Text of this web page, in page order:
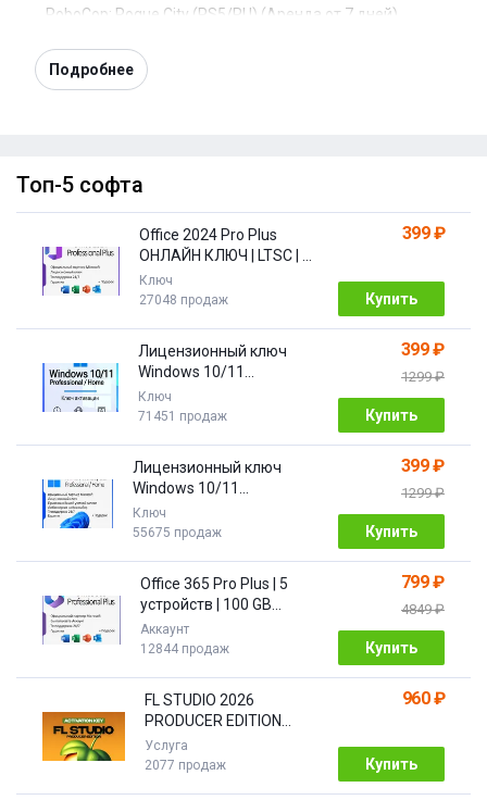
RoboCop: Rogue City (PS5/RU) (Аренда от 7 дней)
Подробнее
Топ-5 софта
Office 2024 Pro Plus
ОНЛАЙН КЛЮЧ | LTSC | +
ПОДАРОК
Ключ
27048 продаж
399 ₽
Купить
Лицензионный ключ
Windows 10/11
Pro/Home 32/64 bit
Ключ
71451 продаж
399 ₽
1299 ₽
Купить
Лицензионный ключ
Windows 10/11
PRO/HOME | с привязкой
Ключ
55675 продаж
399 ₽
1299 ₽
Купить
Office 365 Pro Plus | 5
устройств | 100 GB
Облако| 1 год
Аккаунт
12844 продаж
799 ₽
4849 ₽
Купить
FL STUDIO 2026
PRODUCER EDITION
[Бессрочная]
Услуга
2077 продаж
960 ₽
Купить